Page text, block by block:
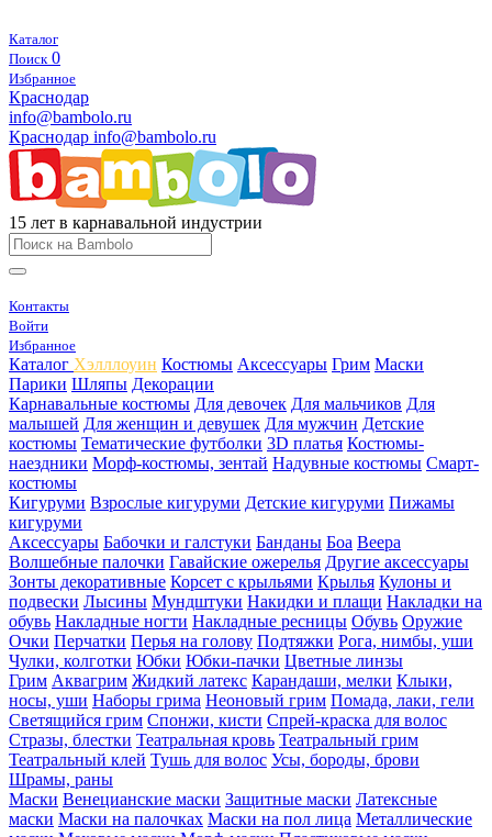
Каталог
Поиск 0
Избранное
Краснодар
info@bambolo.ru
Краснодар info@bambolo.ru
15 лет в карнавальной индустрии
Контакты
Войти
Избранное
Каталог Хэлллоуин Костюмы Аксессуары Грим Маски
Парики Шляпы Декорации
Карнавальные костюмы Для девочек Для мальчиков Для
малышей Для женщин и девушек Для мужчин Детские
костюмы Тематические футболки 3D платья Костюмы-
наездники Морф-костюмы, зентай Надувные костюмы Смарт-
костюмы
Кигуруми Взрослые кигуруми Детские кигуруми Пижамы
кигуруми
Аксессуары Бабочки и галстуки Банданы Боа Веера
Волшебные палочки Гавайские ожерелья Другие аксессуары
Зонты декоративные Корсет с крыльями Крылья Кулоны и
подвески Лысины Мундштуки Накидки и плащи Накладки на
обувь Накладные ногти Накладные ресницы Обувь Оружие
Очки Перчатки Перья на голову Подтяжки Рога, нимбы, уши
Чулки, колготки Юбки Юбки-пачки Цветные линзы
Грим Аквагрим Жидкий латекс Карандаши, мелки Клыки,
носы, уши Наборы грима Неоновый грим Помада, лаки, гели
Светящийся грим Спонжи, кисти Спрей-краска для волос
Стразы, блестки Театральная кровь Театральный грим
Театральный клей Тушь для волос Усы, бороды, брови
Шрамы, раны
Маски Венецианские маски Защитные маски Латексные
маски Маски на палочках Маски на пол лица Металлические